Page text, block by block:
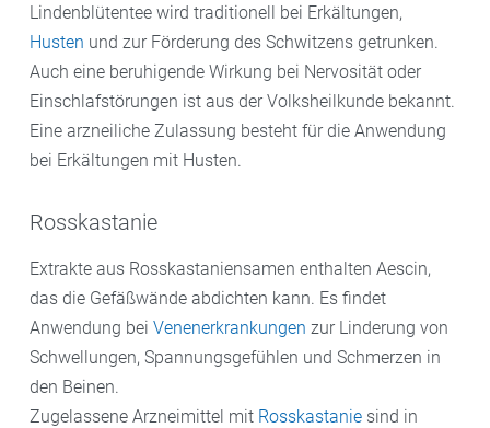
Lindenblütentee wird traditionell bei Erkältungen,
Husten und zur Förderung des Schwitzens getrunken.
Auch eine beruhigende Wirkung bei Nervosität oder
Einschlafstörungen ist aus der Volksheilkunde bekannt.
Eine arzneiliche Zulassung besteht für die Anwendung
bei Erkältungen mit Husten.
Rosskastanie
Extrakte aus Rosskastaniensamen enthalten Aescin,
das die Gefäßwände abdichten kann. Es findet
Anwendung bei Venenerkrankungen zur Linderung von
Schwellungen, Spannungsgefühlen und Schmerzen in
den Beinen.
Zugelassene Arzneimittel mit Rosskastanie sind in